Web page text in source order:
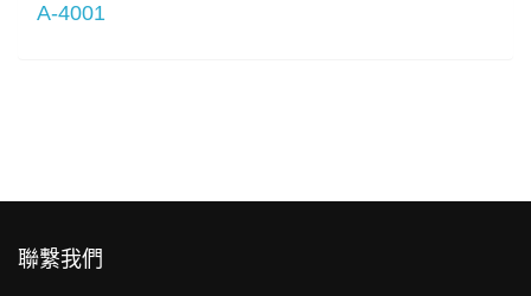
A-4001
聯繫我們